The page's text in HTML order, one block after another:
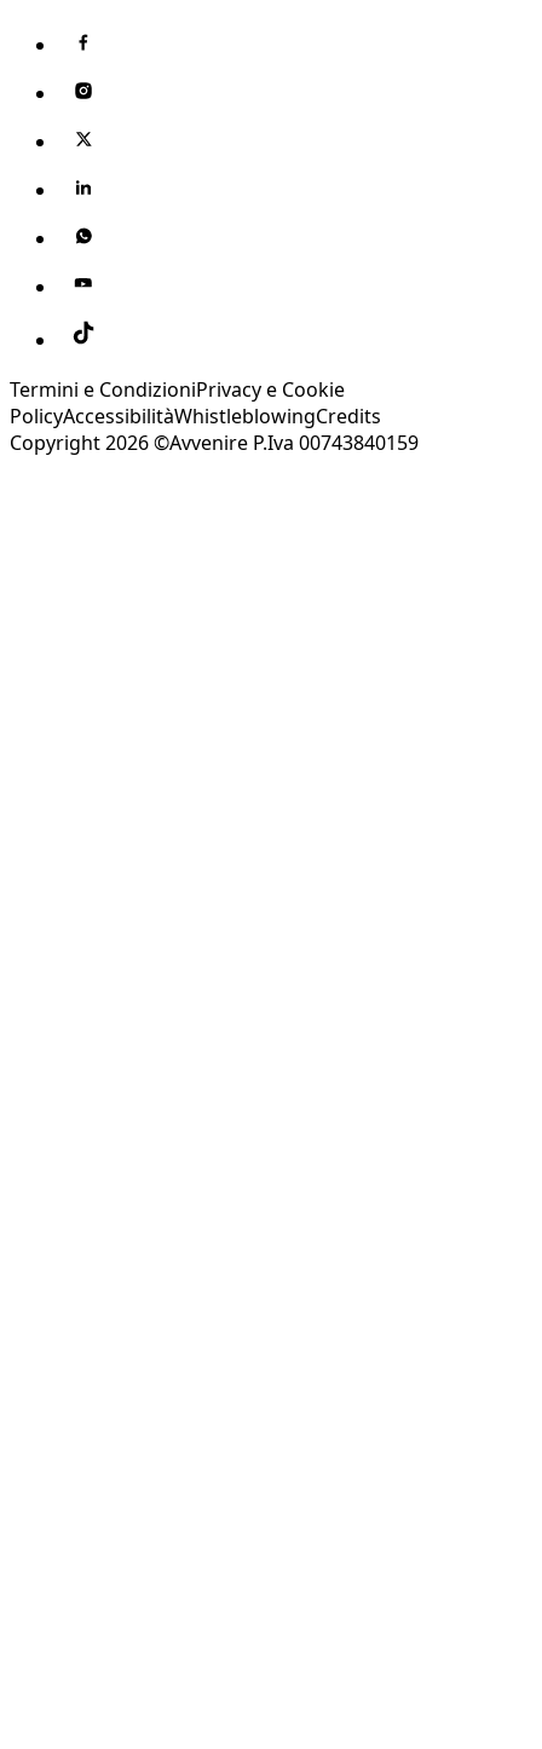
Termini e CondizioniPrivacy e Cookie
PolicyAccessibilitàWhistleblowingCredits
Copyright 2026 ©Avvenire P.Iva 00743840159